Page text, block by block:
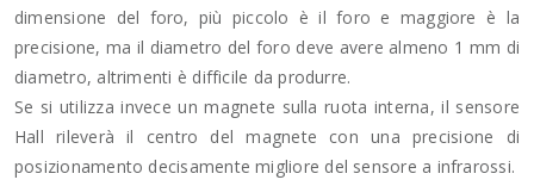
dimensione del foro, più piccolo è il foro e maggiore è la
precisione, ma il diametro del foro deve avere almeno 1 mm di
diametro, altrimenti è difficile da produrre.
Se si utilizza invece un magnete sulla ruota interna, il sensore
Hall rileverà il centro del magnete con una precisione di
posizionamento decisamente migliore del sensore a infrarossi.